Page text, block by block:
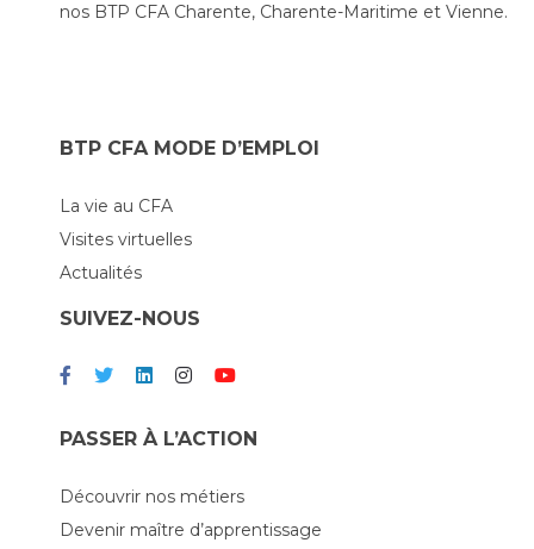
nos BTP CFA Charente, Charente-Maritime et Vienne.
BTP CFA MODE D’EMPLOI
La vie au CFA
Visites virtuelles
Actualités
SUIVEZ-NOUS
PASSER À L’ACTION
Découvrir nos métiers
Devenir maître d’apprentissage